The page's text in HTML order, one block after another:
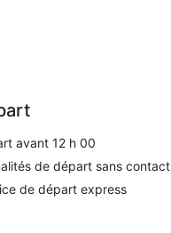
avant 12 h 00
de départ sans contact
de départ express